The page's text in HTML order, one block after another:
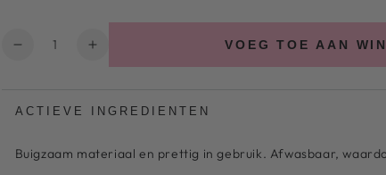
Hoeveelheid
Aantal
4-
Perfect
Nail
Verhoog
het
voor
Way
VOEG TOE AAN
ACTIEVE INGREDIENTEN
Buigzaam materiaal en prettig in gebruik. Afwasbaar,